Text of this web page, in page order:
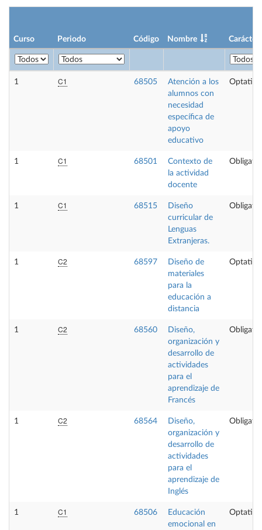
Curso Periodo Código Nombre Carácter
1 C1 68505
Atención a los
alumnos con
necesidad
específica de
apoyo
educativo
Optativa
1 C1 68501
Contexto de
la actividad
docente
1 C1 68515
Diseño
curricular de
Lenguas
Extranjeras.
1 C2 68597
Diseño de
materiales
para la
educación a
distancia
Optativa
1 C2 68560
Diseño,
organización y
desarrollo de
actividades
para el
aprendizaje de
Francés
1 C2 68564
Diseño,
organización y
desarrollo de
actividades
para el
aprendizaje de
Inglés
1 C1 68506
Educación
emocional en
Optativa